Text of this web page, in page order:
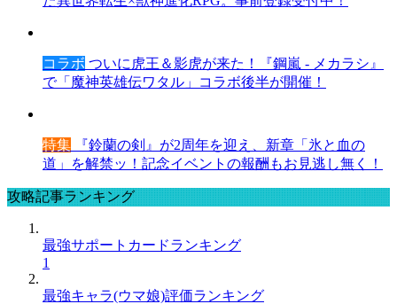
コラボ ついに虎王＆影虎が来た！『鋼嵐 - メカラシ』
で「魔神英雄伝ワタル」コラボ後半が開催！
特集 『鈴蘭の剣』が2周年を迎え、新章「氷と血の
道」を解禁ッ！記念イベントの報酬もお見逃し無く！
攻略記事ランキング
最強サポートカードランキング
1
最強キャラ(ウマ娘)評価ランキング